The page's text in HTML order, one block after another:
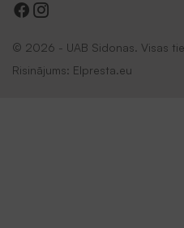
© 2026 - UAB Sidonas. Visas
Risinājums: Elpresta.eu